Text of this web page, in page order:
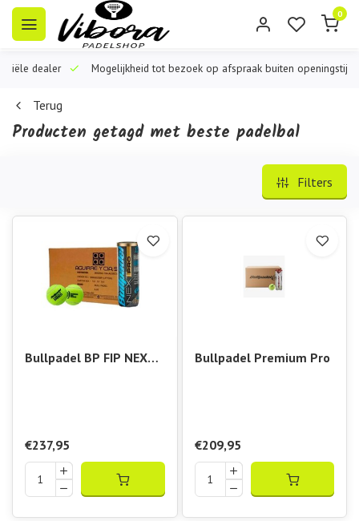
0
dealer Mogelijkheid tot bezoek op afspraak buiten openingstijden
Terug
Producten getagd met beste padelbal
Filters
Bullpadel BP FIP NEXT
€237,95
Bullpadel Premium Pro
€209,95